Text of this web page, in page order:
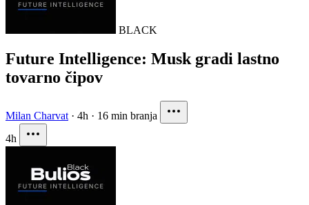
BLACK
Future Intelligence: Musk gradi lastno
tovarno čipov
Milan Charvat · 4h · 16 min branja
4h